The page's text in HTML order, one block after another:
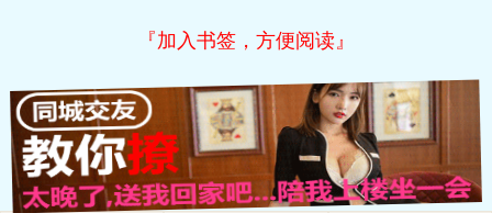
『加入书签，方便阅读』